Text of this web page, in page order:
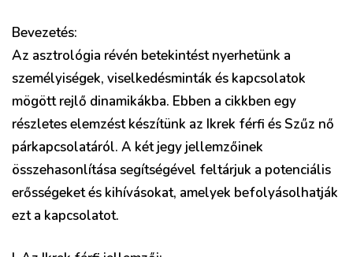
Bevezetés:
Az asztrológia révén betekintést nyerhetünk a
személyiségek, viselkedésminták és kapcsolatok
mögött rejlő dinamikákba. Ebben a cikkben egy
részletes elemzést készítünk az Ikrek férfi és Szűz nő
párkapcsolatáról. A két jegy jellemzőinek
összehasonlítása segítségével feltárjuk a potenciális
erősségeket és kihívásokat, amelyek befolyásolhatják
ezt a kapcsolatot.